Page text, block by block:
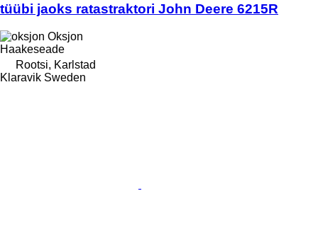
tüübi jaoks ratastraktori John Deere 6215R
Oksjon
Haakeseade
Rootsi, Karlstad
Klaravik Sweden